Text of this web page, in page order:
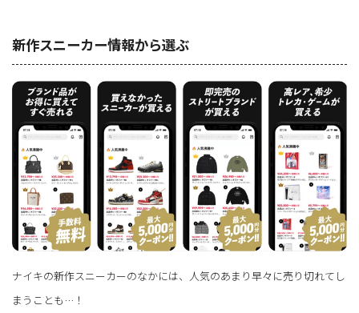
新作スニーカー情報から選ぶ
ナイキの新作スニーカーのなかには、人気のあまり早々に売り切れてし
まうことも…！